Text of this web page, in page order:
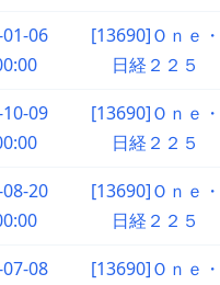
06
[13690]Ｏｎｅ・
日経２２５
09
[13690]Ｏｎｅ・
日経２２５
20
[13690]Ｏｎｅ・
日経２２５
08
[13690]Ｏｎｅ・